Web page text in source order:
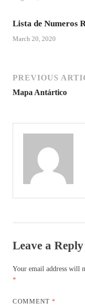
Lista de Numeros
March 20, 2020
PREVIOUS
Mapa Antártico
Leave a Reply
Your email address will
*
COMMENT*